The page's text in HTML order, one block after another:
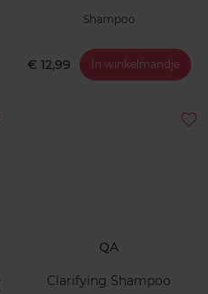
Shampoo
€ 12,99 In winkelmandje
QA
Clarifying Shampoo